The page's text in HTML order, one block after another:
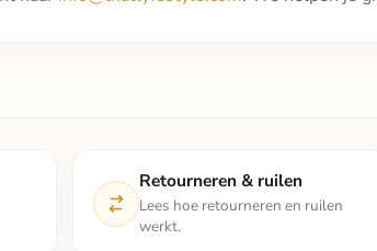
Retourneren & ruilen
Lees hoe retourneren en ruilen
werkt.